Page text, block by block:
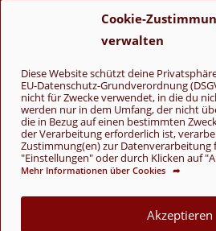
Cookie-
verwalten
Diese Website schützt deine
EU-Datenschutz-Grundverordnung
nicht für Zwecke verwendet, in die du
werden nur in dem Umfang, der nicht
die in Bezug auf einen bestimmten
der Verarbeitung erforderlich ist,
Zustimmung(en) zur Datenverarbeitung
"Einstellungen" oder durch Klicken auf
Mehr Informationen über Cookies ➦
Akzeptieren
Folge uns
Über uns
Cookie-Richtlinie